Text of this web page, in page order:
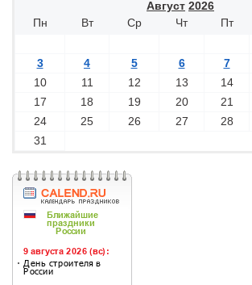
Август 2026
Пн
Вт Ср Чт Пт
3
4 5 6 7
10
11 12 13 14
17
18 19 20 21
24
25 26 27 28
31